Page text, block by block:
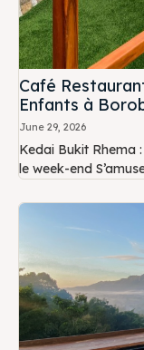
Café
Enfants à
June 29, 2026
Kedai Bukit Rhema
le week-end